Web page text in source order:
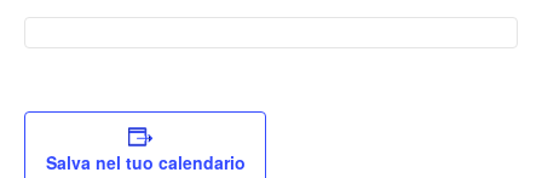
Salva nel tuo calendario